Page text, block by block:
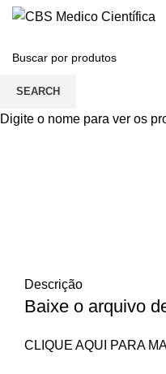
Descrição
Baixe o arquivo
CLIQUE AQUI PARA
SEARCH
Digite o nome para ver os